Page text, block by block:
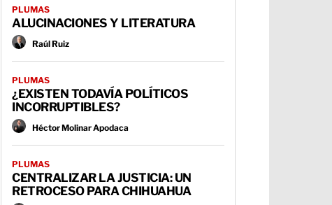
PLUMAS
ALUCINACIONES Y LITERATURA
Raúl Ruiz
PLUMAS
¿EXISTEN TODAVÍA POLÍTICOS
INCORRUPTIBLES?
Héctor Molinar Apodaca
PLUMAS
CENTRALIZAR LA JUSTICIA: UN
RETROCESO PARA CHIHUAHUA